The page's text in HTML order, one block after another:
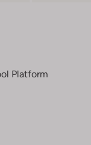
Platform